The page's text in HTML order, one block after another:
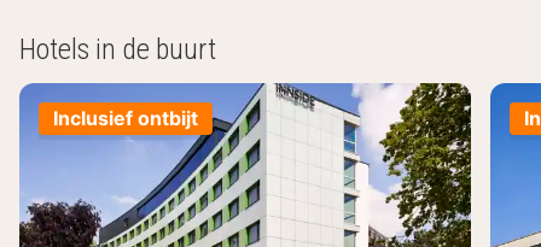
Hotels in de buurt
Inclusief ontbijt